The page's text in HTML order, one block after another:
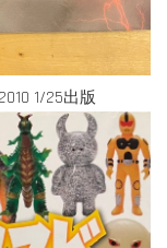
1/25出版